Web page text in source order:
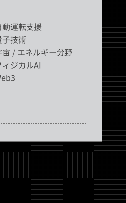
動運転支援
子技術
宙 / エネルギー分野
ィジカルAI